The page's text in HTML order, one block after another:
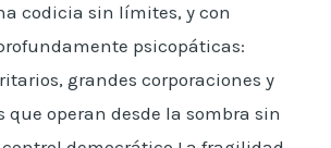
codicia sin límites, y con
psicopáticas:
grandes corporaciones y
operan desde la sombra sin